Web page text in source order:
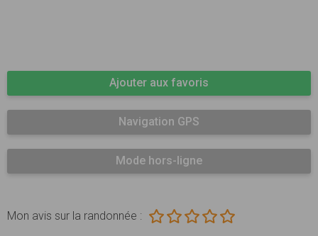
Ajouter aux favoris
Navigation GPS
Mode hors-ligne
Mon avis sur la randonnée :